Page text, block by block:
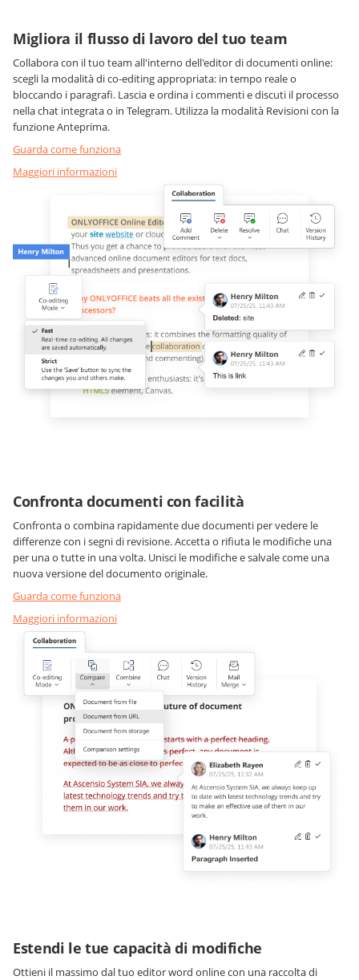
Migliora il flusso di lavoro del tuo team
Collabora con il tuo team all'interno dell'editor di documenti online:
scegli la modalità di co-editing appropriata: in tempo realeo
bloccando i paragrafi. Lascia e ordina i commenti e discuti il processo
nella chat integrata o in Telegram. Utilizza la modalità Revisioni con la
funzione Anteprima.
Guarda come funziona
Maggiori informazioni
Confronta documenti con facilità
Confronta o combina rapidamente due documenti per vedere le
differenze con i segni di revisione. Accetta o rifiuta le modifiche una
per una o tutte in una volta. Unisci le modifiche e salvale come una
nuova versione del documento originale.
Guarda come funziona
Maggiori informazioni
Estendi le tue capacità di modifiche
Ottieni il massimo dal tuo editor word online con una raccolta di